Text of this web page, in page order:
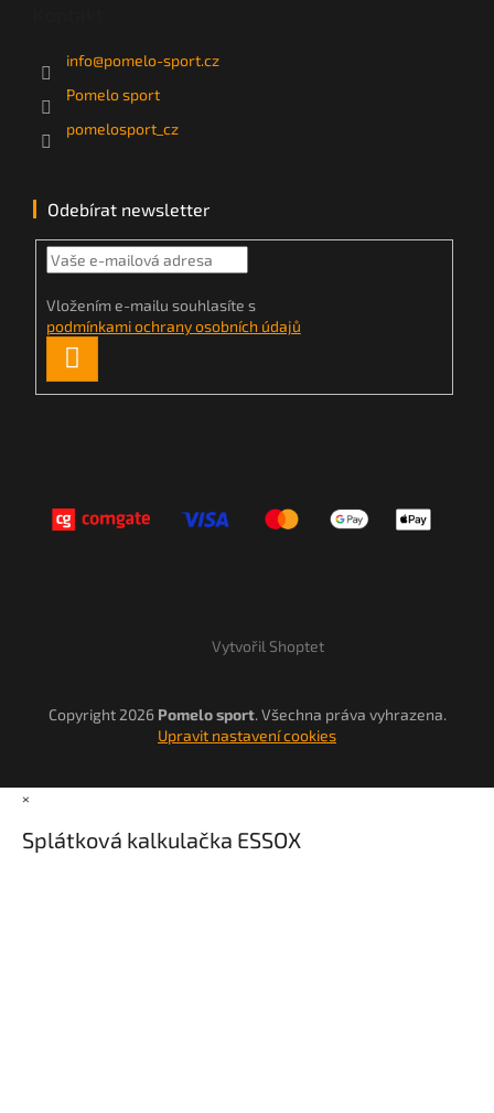
info@pomelo-sport.cz
Pomelo sport
pomelosport_cz
Odebírat newsletter
Vložením e-mailu souhlasíte s
podmínkami ochrany osobních údajů
SE
Vytvořil Shoptet
Copyright 2026 Pomelo sport. Všechna práva vyhrazena.
Upravit nastavení cookies
×
Splátková kalkulačka ESSOX